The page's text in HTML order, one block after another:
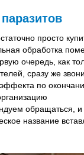
просто
обработка
очередь, как
сразу же
по
обращаться, и
название